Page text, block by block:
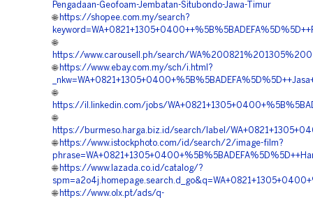
Pengadaan-Geofoam-Jembatan-Situbondo-Jawa-Timur
🌐 https://shopee.com.my/search?
🌐
https://www.carousell.ph/search/
🌐 https://www.ebay.com.my/sch/i.html?
🌐
https://il.linkedin.com/jobs/
🌐
https://burmeso.harga.biz.id/search/label/
🌐 https://www.istockphoto.com/id/search/2/image-film?
🌐 https://www.lazada.co.id/catalog/?
🌐 https://www.olx.pt/ads/q-